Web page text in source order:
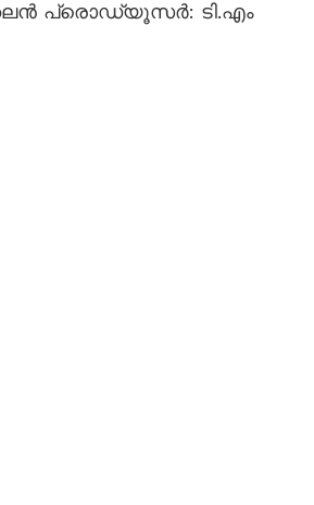
പ്രൊഡ്യൂസർ: ടി.എം